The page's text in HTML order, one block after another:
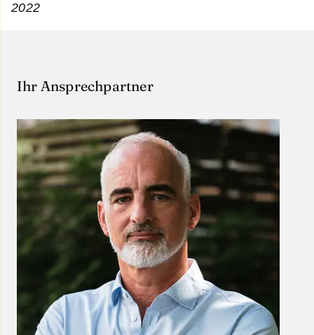
2022
Ihr Ansprechpartner